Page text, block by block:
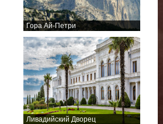
Гора Ай-Петри
Ливадийский Дворец